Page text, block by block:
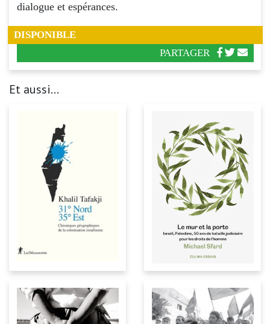
dialogue et espérances.
DISPONIBLE
PARTAGER
Et aussi...